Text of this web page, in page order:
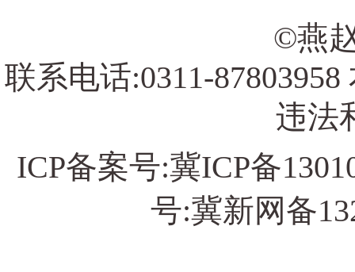
©燕
联系电话:0311-
违法
ICP备案号:冀ICP备
号:冀新网备